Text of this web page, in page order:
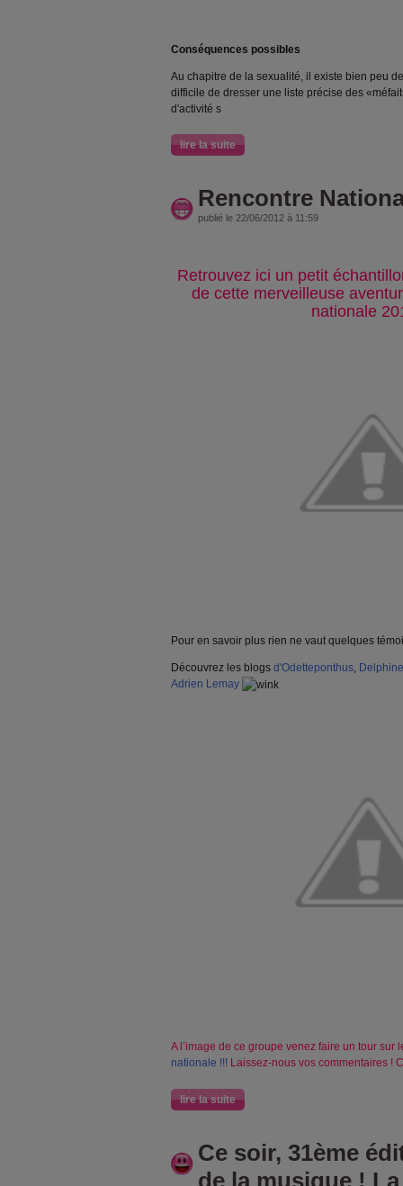
Conséquences possibles
Au chapitre de la sexualité, il existe bien peu
difficile de dresser une liste précise des
d'activité s
lire la suite
Rencontre
publié le 22/06/2012 à 11:59
Retrouvez ici un petit
de cette merveilleuse
nationale
Pour en savoir plus rien ne vaut quelques
Découvrez les blogs d'Odetteponthus,
Adrien Lemay
A l’image de ce groupe venez faire un tour sur
nationale !!! Laissez-nous vos commentaires !
lire la suite
Ce soir, 31ème
de la musique !